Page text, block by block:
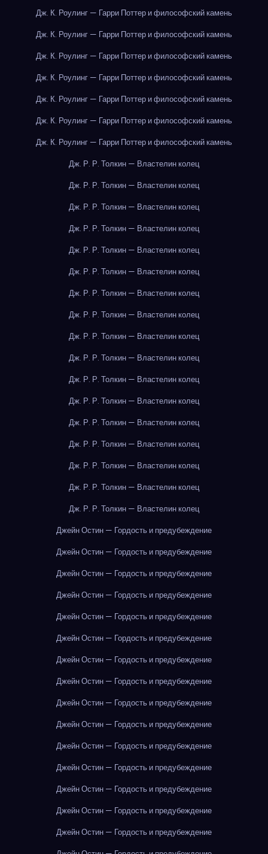
Дж. К. Роулинг — Гарри Поттер и философский камень
Дж. К. Роулинг — Гарри Поттер и философский камень
Дж. К. Роулинг — Гарри Поттер и философский камень
Дж. К. Роулинг — Гарри Поттер и философский камень
Дж. К. Роулинг — Гарри Поттер и философский камень
Дж. К. Роулинг — Гарри Поттер и философский камень
Дж. К. Роулинг — Гарри Поттер и философский камень
Дж. Р. Р. Толкин — Властелин колец
Дж. Р. Р. Толкин — Властелин колец
Дж. Р. Р. Толкин — Властелин колец
Дж. Р. Р. Толкин — Властелин колец
Дж. Р. Р. Толкин — Властелин колец
Дж. Р. Р. Толкин — Властелин колец
Дж. Р. Р. Толкин — Властелин колец
Дж. Р. Р. Толкин — Властелин колец
Дж. Р. Р. Толкин — Властелин колец
Дж. Р. Р. Толкин — Властелин колец
Дж. Р. Р. Толкин — Властелин колец
Дж. Р. Р. Толкин — Властелин колец
Дж. Р. Р. Толкин — Властелин колец
Дж. Р. Р. Толкин — Властелин колец
Дж. Р. Р. Толкин — Властелин колец
Дж. Р. Р. Толкин — Властелин колец
Дж. Р. Р. Толкин — Властелин колец
Джейн Остин — Гордость и предубеждение
Джейн Остин — Гордость и предубеждение
Джейн Остин — Гордость и предубеждение
Джейн Остин — Гордость и предубеждение
Джейн Остин — Гордость и предубеждение
Джейн Остин — Гордость и предубеждение
Джейн Остин — Гордость и предубеждение
Джейн Остин — Гордость и предубеждение
Джейн Остин — Гордость и предубеждение
Джейн Остин — Гордость и предубеждение
Джейн Остин — Гордость и предубеждение
Джейн Остин — Гордость и предубеждение
Джейн Остин — Гордость и предубеждение
Джейн Остин — Гордость и предубеждение
Джейн Остин — Гордость и предубеждение